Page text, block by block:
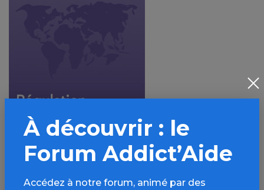
À découvrir : le
Forum Addict’Aide
Accédez à notre forum, animé par des